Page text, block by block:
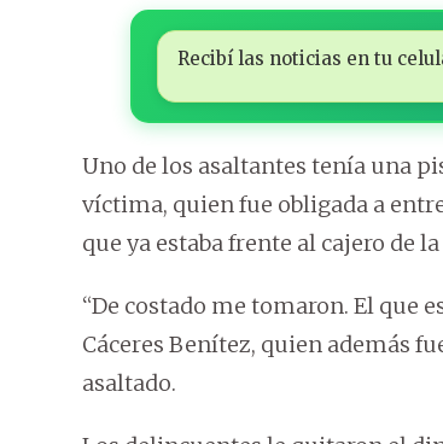
Recibí las noticias en tu
Uno de los asaltantes tenía una
víctima, quien fue obligada a
que ya estaba frente al cajero de
“De costado me tomaron. El que
Cáceres Benítez, quien además
asaltado.